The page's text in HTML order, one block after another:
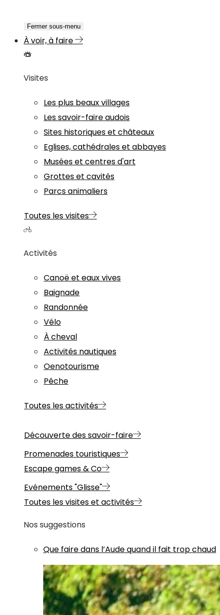
Fermer sous-menu
À voir, à faire
Visites
Les plus beaux villages
Les savoir-faire audois
Sites historiques et châteaux
Eglises, cathédrales et abbayes
Musées et centres d'art
Grottes et cavités
Parcs animaliers
Toutes les visites
Activités
Canoë et eaux vives
Baignade
Randonnée
Vélo
À cheval
Activités nautiques
Oenotourisme
Pêche
Toutes les activités
Découverte des savoir-faire
Promenades touristiques
Escape games & Co
Evénements "Glisse"
Toutes les visites et activités
Nos suggestions
Que faire dans l’Aude quand il fait trop chaud